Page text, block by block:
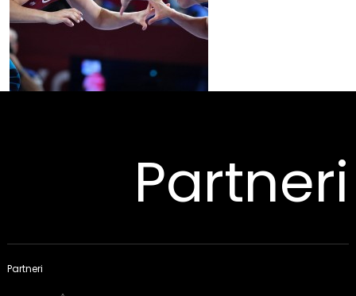
Partneri
Partneri